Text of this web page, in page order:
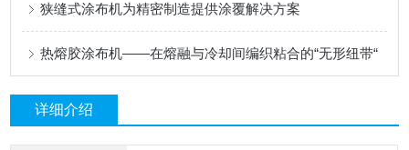
狭缝式涂布机为精密制造提供涂覆解决方案
热熔胶涂布机——在熔融与冷却间编织粘合的“无形纽带“
详细介绍